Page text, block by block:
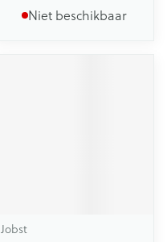
Niet beschikbaar
Jobst